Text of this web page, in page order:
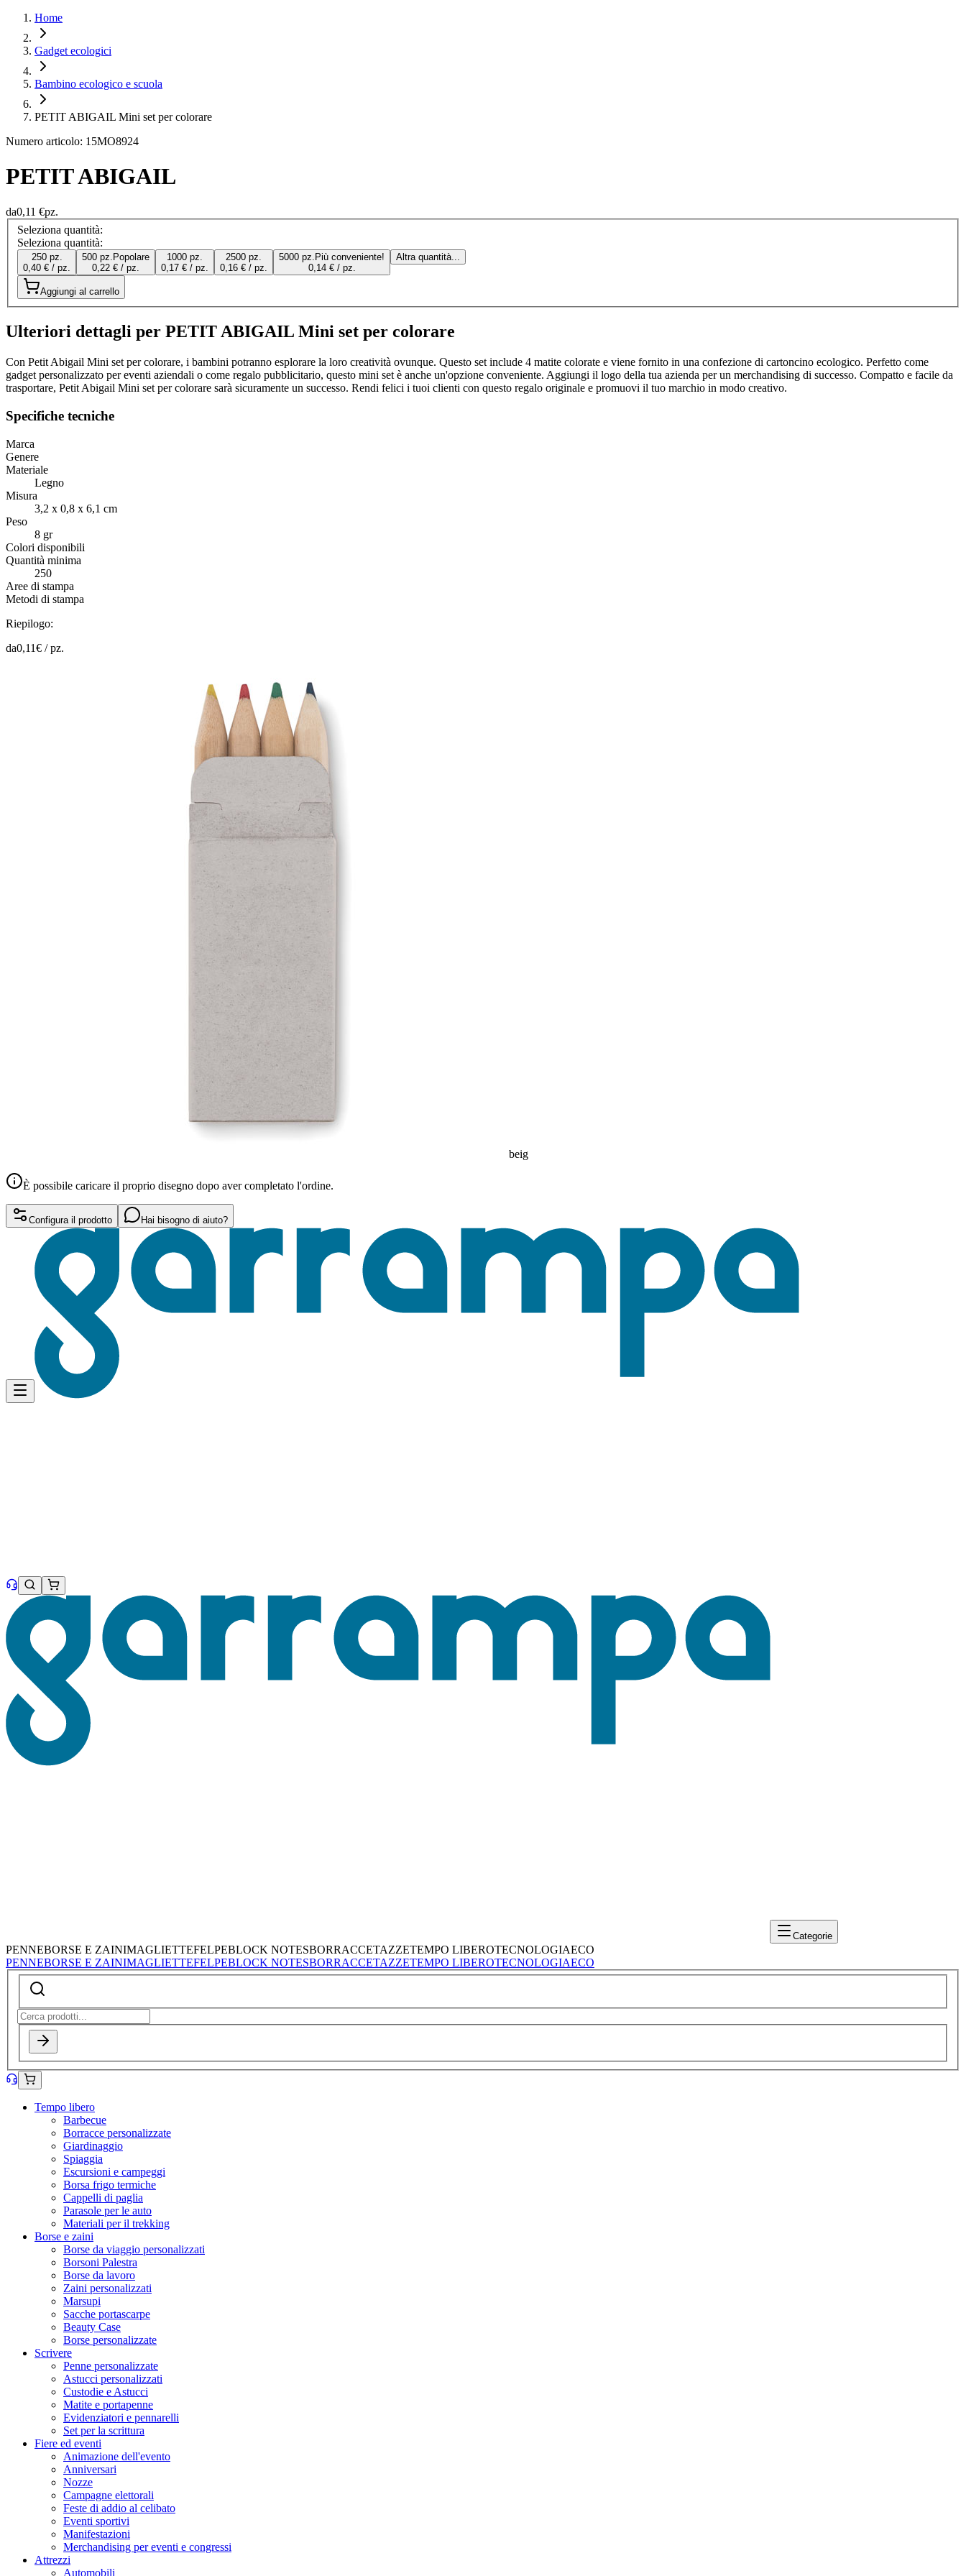
Home
Gadget ecologici
Bambino ecologico e scuola
PETIT ABIGAIL Mini set per colorare
Numero articolo: 15MO8924
PETIT ABIGAIL
da0,11 €pz.
Seleziona quantità:
Seleziona quantità:
250 pz.
0,40 € / pz.
500 pz. Popolare
0,22 € / pz.
1000 pz.
0,17 € / pz.
2500 pz.
0,16 € / pz.
5000 pz. Più conveniente!
0,14 € / pz.
Altra quantità...
Aggiungi al carrello
Ulteriori dettagli per PETIT ABIGAIL Mini set per colorare
Con Petit Abigail Mini set per colorare, i bambini potranno esplorare la loro creatività ovunque. Questo set include 4 matite colorate e viene fornito in una confezione di cartoncino ecologico. Perfetto come
gadget personalizzato per eventi aziendali o come regalo pubblicitario, questo mini set è anche un'opzione conveniente. Aggiungi il logo della tua azienda per un merchandising di successo. Compatto e facile da
trasportare, Petit Abigail Mini set per colorare sarà sicuramente un successo. Rendi felici i tuoi clienti con questo regalo originale e promuovi il tuo marchio in modo creativo.
Specifiche tecniche
Marca
Genere
Materiale
Legno
Misura
3,2 x 0,8 x 6,1 cm
Peso
8 gr
Colori disponibili
Quantità minima
250
Aree di stampa
Metodi di stampa
Riepilogo:
da0,11€ /pz.
beig
È possibile caricare il proprio disegno dopo aver completato l'ordine.
Configura il prodotto Hai bisogno di aiuto?
Categorie
PENNEBORSE E ZAINIMAGLIETTEFELPEBLOCK NOTESBORRACCETAZZETEMPO LIBEROTECNOLOGIAECO
PENNEBORSE E ZAINIMAGLIETTEFELPEBLOCK NOTESBORRACCETAZZETEMPO LIBEROTECNOLOGIAECO
Tempo libero
Barbecue
Borracce personalizzate
Giardinaggio
Spiaggia
Escursioni e campeggi
Borsa frigo termiche
Cappelli di paglia
Parasole per le auto
Materiali per il trekking
Borse e zaini
Borse da viaggio personalizzati
Borsoni Palestra
Borse da lavoro
Zaini personalizzati
Marsupi
Sacche portascarpe
Beauty Case
Borse personalizzate
Scrivere
Penne personalizzate
Astucci personalizzati
Custodie e Astucci
Matite e portapenne
Evidenziatori e pennarelli
Set per la scrittura
Fiere ed eventi
Animazione dell'evento
Anniversari
Nozze
Campagne elettorali
Feste di addio al celibato
Eventi sportivi
Manifestazioni
Merchandising per eventi e congressi
Attrezzi
Automobili